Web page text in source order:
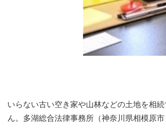
いらない古い空き家や山林などの土地を相
ん。多湖総合法律事務所（神奈川県相模原